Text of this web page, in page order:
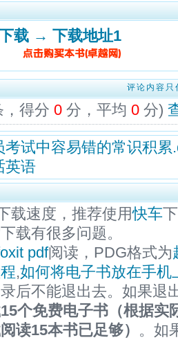
载 → 下载地址1
评论内容只
，得分 0 分，平均 0 分)
考试中容易错的常识积累
英语
载速度，推荐使用快车
载有很多问题。
pdf阅读，PDG格式为
,如何将电子书放在手机
后不能退出去。如果退
个免费电子书（根据实
读15本书已足够） 。如